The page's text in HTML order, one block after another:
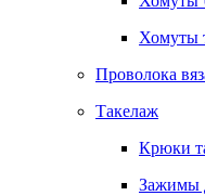
Хомуты
Проволока
Такелаж
Крюки
Зажимы